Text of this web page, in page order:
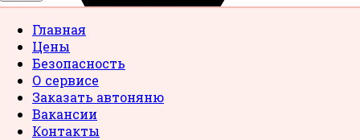
Главная
Цены
Безопасность
О сервисе
Заказать автоняню
Вакансии
Контакты